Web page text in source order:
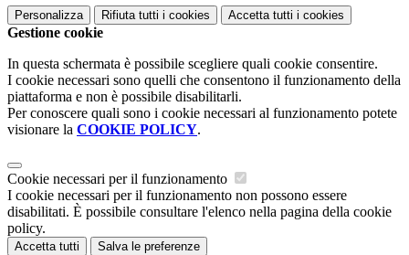
Personalizza Rifiuta tutti i cookies Accetta tutti i cookies
Gestione cookie
In questa schermata è possibile scegliere quali cookie consentire.
I cookie necessari sono quelli che consentono il funzionamento della
piattaforma e non è possibile disabilitarli.
Per conoscere quali sono i cookie necessari al funzionamento potete
visionare la COOKIE POLICY.
Cookie necessari per il funzionamento
I cookie necessari per il funzionamento non possono essere
disabilitati. È possibile consultare l'elenco nella pagina della cookie
policy.
Accetta tutti Salva le preferenze